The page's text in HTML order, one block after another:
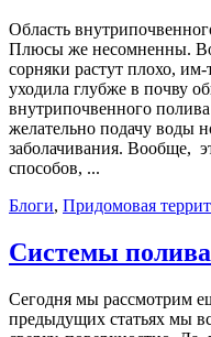
Область
Плюсы же несомненны.
сорняки растут плохо,
уходила глубже в почву
внутрипочвенного
желательно подачу воды
заболачивания. Вообще,
способов, ...
Блоги, Придомовая
Системы
Сегодня мы рассмотрим
предыдущих статьях мы